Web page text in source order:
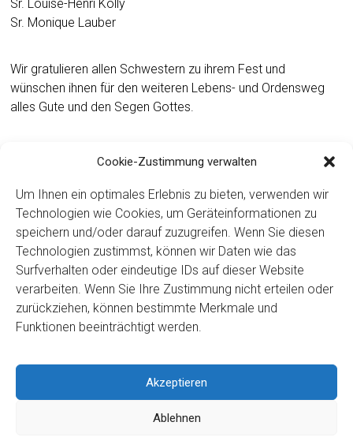
Cookie-Zustimmung verwalten
Um Ihnen ein optimales Erlebnis zu bieten, verwenden wir
Technologien wie Cookies, um Geräteinformationen zu
speichern und/oder darauf zuzugreifen. Wenn Sie diesen
Technologien zustimmst, können wir Daten wie das
Surfverhalten oder eindeutige IDs auf dieser Website
verarbeiten. Wenn Sie Ihre Zustimmung nicht erteilen oder
zurückziehen, können bestimmte Merkmale und
Funktionen beeinträchtigt werden.
Akzeptieren
Ablehnen
Sr. Louise-Henri Kolly
Sr. Monique Lauber
Wir gratulieren allen Schwestern zu ihrem Fest und
wünschen ihnen für den weiteren Lebens- und Ordensweg
alles Gute und den Segen Gottes.
Aus gesundheitlichen Gründen waren einige Schwestern
leider verhindert am Festgottesdienst teilzunehmen.
← Zurück
Kloster Ingenbohl – Provinz Schweiz